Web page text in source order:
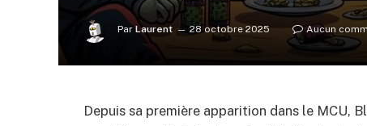
Par Laurent 28 octobre 2025 Aucun
Depuis sa première apparition dans le MCU,